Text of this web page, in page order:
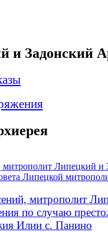
и Задонский
Липецкий и
Липецкой
митрополит
по случаю
Илии с. Панино